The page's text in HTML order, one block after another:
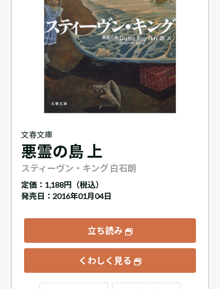
文春文庫
悪霊の島 上
スティーヴン・キング 白石朗
定価： 1,188円（税込）
発売日：2016年01月04日
立ち読み
くわしく見る